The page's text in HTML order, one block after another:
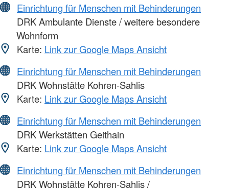
Einrichtung für Menschen mit Behinderungen
DRK Ambulante Dienste / weitere besondere
Wohnform
Karte: Link zur Google Maps Ansicht
Einrichtung für Menschen mit Behinderungen
DRK Wohnstätte Kohren-Sahlis
Karte: Link zur Google Maps Ansicht
Einrichtung für Menschen mit Behinderungen
DRK Werkstätten Geithain
Karte: Link zur Google Maps Ansicht
Einrichtung für Menschen mit Behinderungen
DRK Wohnstätte Kohren-Sahlis /